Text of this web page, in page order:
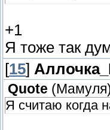
+1
Я тоже так
[15]
Quote (Мамуля
Я считаю когда